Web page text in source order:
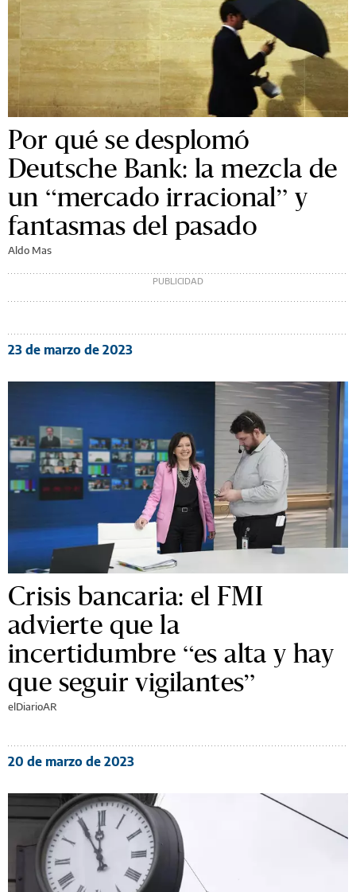
Por qué se desplomó
Deutsche Bank: la mezcla de
un “mercado irracional” y
fantasmas del pasado
Aldo Mas
23 de marzo de 2023
Crisis bancaria: el FMI
advierte que la
incertidumbre “es alta y hay
que seguir vigilantes”
elDiarioAR
20 de marzo de 2023